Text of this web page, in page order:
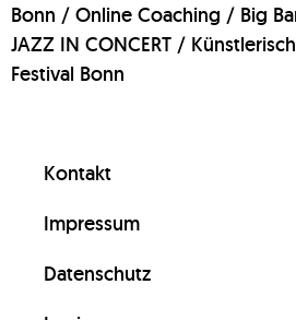
Bonn / Online Coaching / Big
JAZZ IN CONCERT /
Festival Bonn
Kontakt
Impressum
Datenschutz